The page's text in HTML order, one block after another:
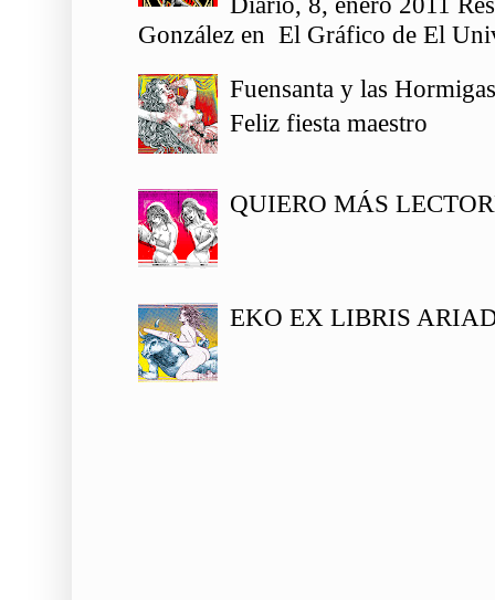
González en El Gráfico de El
Fuensanta y las
Feliz fiesta maestro
QUIERO MÁS
EKO EX LIBRIS